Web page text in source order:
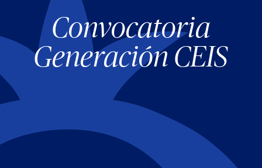
Convocatoria
Generación CEIS